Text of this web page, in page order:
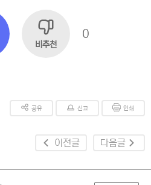
비추천
0
공유 신고 인쇄
이전글 다음글